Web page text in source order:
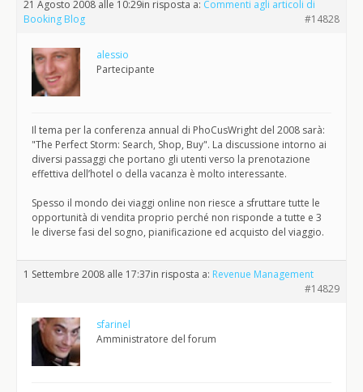
21 Agosto 2008 alle 10:29in risposta a: Commenti agli articoli di
Booking Blog
#14828
alessio
Partecipante
Il tema per la conferenza annual di PhoCusWright del 2008 sarà:
"The Perfect Storm: Search, Shop, Buy". La discussione intorno ai
diversi passaggi che portano gli utenti verso la prenotazione
effettiva dell’hotel o della vacanza è molto interessante.
Spesso il mondo dei viaggi online non riesce a sfruttare tutte le
opportunità di vendita proprio perché non risponde a tutte e 3
le diverse fasi del sogno, pianificazione ed acquisto del viaggio.
1 Settembre 2008 alle 17:37in risposta a: Revenue Management
#14829
sfarinel
Amministratore del forum